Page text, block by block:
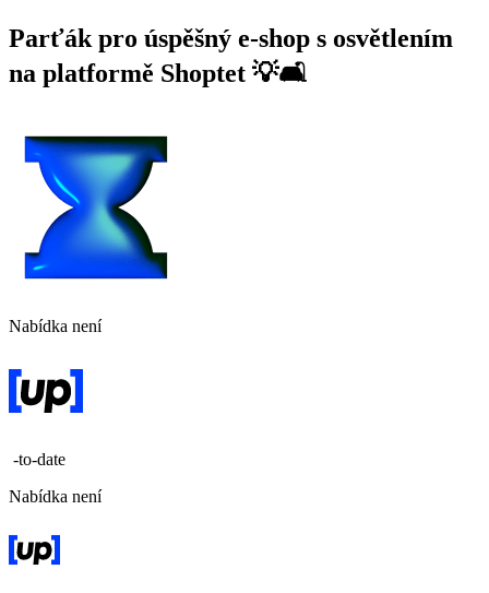
Parťák pro úspěšný e-shop s osvětlením
na platformě Shoptet 💡🛋️
Nabídka není
-to-date
Nabídka není